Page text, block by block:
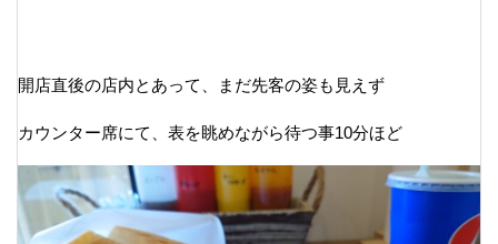
開店直後の店内とあって、まだ先客の姿も見えず
カウンター席にて、表を眺めながら待つ事10分ほど